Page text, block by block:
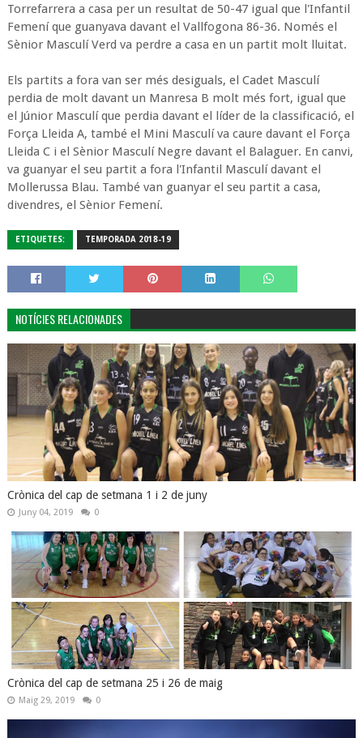
Torrefarrera a casa per un resultat de 50-47 igual que l'Infantil
Femení que guanyava davant el Vallfogona 86-36. Només el
Sènior Masculí Verd va perdre a casa en un partit molt lluitat.
Els partits a fora van ser més desiguals, el Cadet Masculí
perdia de molt davant un Manresa B molt més fort, igual que
el Júnior Masculí que perdia davant el líder de la classificació, el
Força Lleida A, també el Mini Masculí va caure davant el Força
Lleida C i el Sènior Masculí Negre davant el Balaguer. En canvi,
va guanyar el seu partit a fora l'Infantil Masculí davant el
Mollerussa Blau. També van guanyar el seu partit a casa,
divendres, el Sènior Femení.
ETIQUETES: TEMPORADA 2018-19
NOTÍCIES RELACIONADES
Crònica del cap de setmana 1 i 2 de juny
Juny 04, 2019 0
Crònica del cap de setmana 25 i 26 de maig
Maig 29, 2019 0